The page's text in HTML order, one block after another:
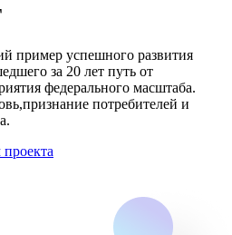
успешного развития
за 20 лет путь от
федерального масштаба.
потребителей и
проекта